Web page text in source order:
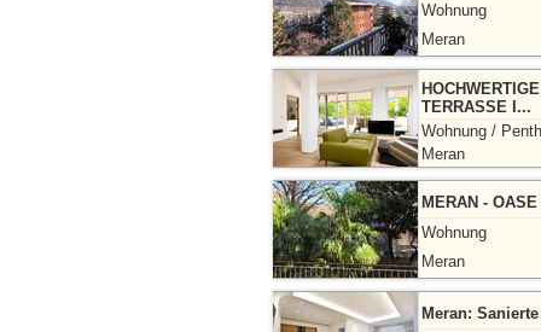
Wohnung
Meran
TERRASSE I...
Wohnung /
Meran
MERAN -
Wohnung
Meran
Meran: